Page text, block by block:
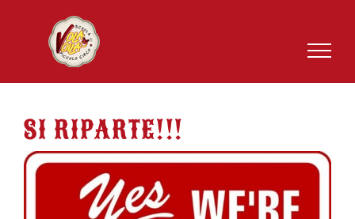
contenuto
SI RIPARTE!!!